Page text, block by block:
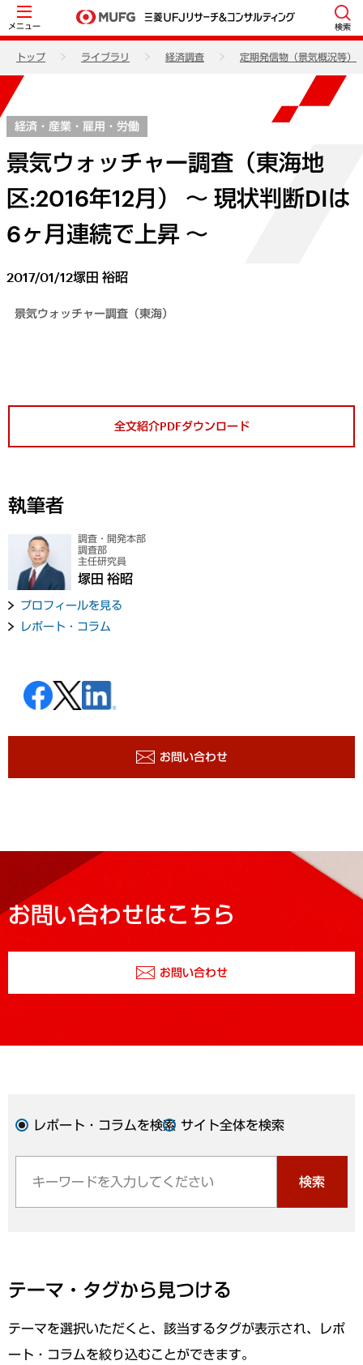
メニュー 検索
トップ ライブラリ 経済調査 定期発信物（景気概況等）
経済・産業・雇用・労働
景気ウォッチャー調査（東海地
区:2016年12月） ～ 現状判断DIは
6ヶ月連続で上昇 ～
2017/01/12塚田 裕昭
景気ウォッチャー調査（東海）
全文紹介PDFダウンロード
執筆者
調査・開発本部
調査部
主任研究員
塚田 裕昭
プロフィールを見る
レポート・コラム
お問い合わせ
お問い合わせはこちら
お問い合わせ
レポート・コラムを検索 サイト全体を検索
検索
テーマ・タグから見つける
テーマを選択いただくと、該当するタグが表示され、レポ
ート・コラムを絞り込むことができます。